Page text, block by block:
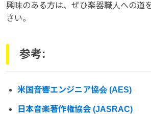
興味のある方は、ぜひ楽器職人への道
さい。
参考:
米国音響エンジニア協会 (AES)
日本音楽著作権協会 (JASRAC)